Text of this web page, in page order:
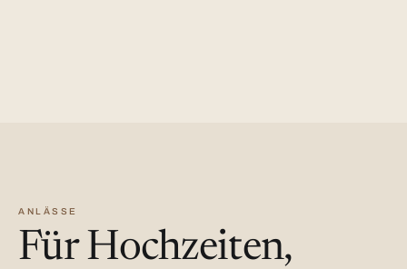
ANLÄSSE
Für Hochzeiten,